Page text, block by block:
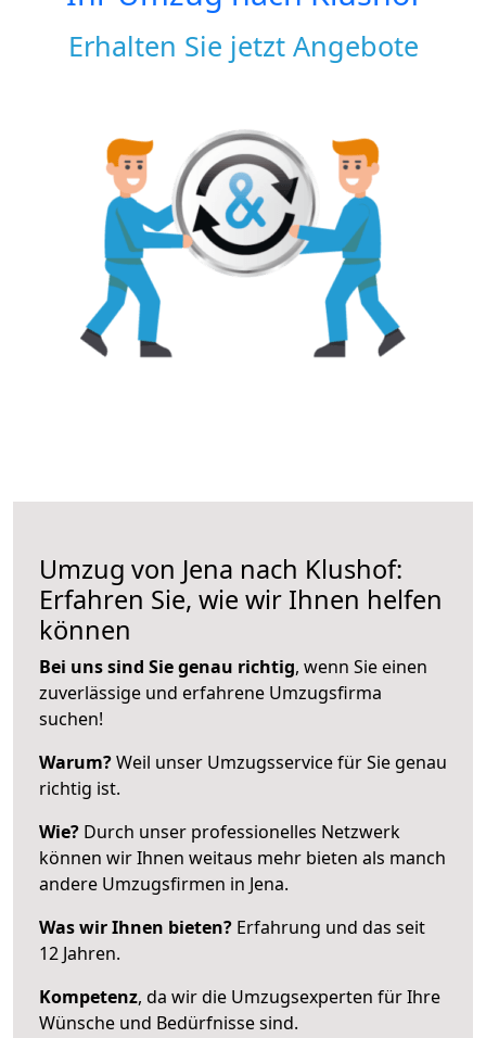
Erhalten Sie jetzt Angebote
Umzug von Jena nach Klushof:
Erfahren Sie, wie wir Ihnen helfen
können
Bei uns sind Sie genau richtig, wenn Sie einen
zuverlässige und erfahrene Umzugsfirma
suchen!
Warum?Weil unser Umzugsservice für Sie genau
richtig ist.
Wie? Durch unser professionelles Netzwerk
können wir Ihnen weitaus mehr bieten als manch
andere Umzugsfirmen in Jena.
Was wir Ihnen bieten? Erfahrung und das seit
12 Jahren.
Kompetenz, da wir die Umzugsexperten für Ihre
Wünsche und Bedürfnisse sind.